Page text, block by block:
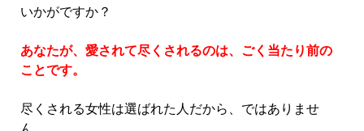
いかがですか？
あなたが、愛されて尽くされるのは、ごく当たり前の
ことです。
尽くされる女性は選ばれた人だから、ではありませ
ん。